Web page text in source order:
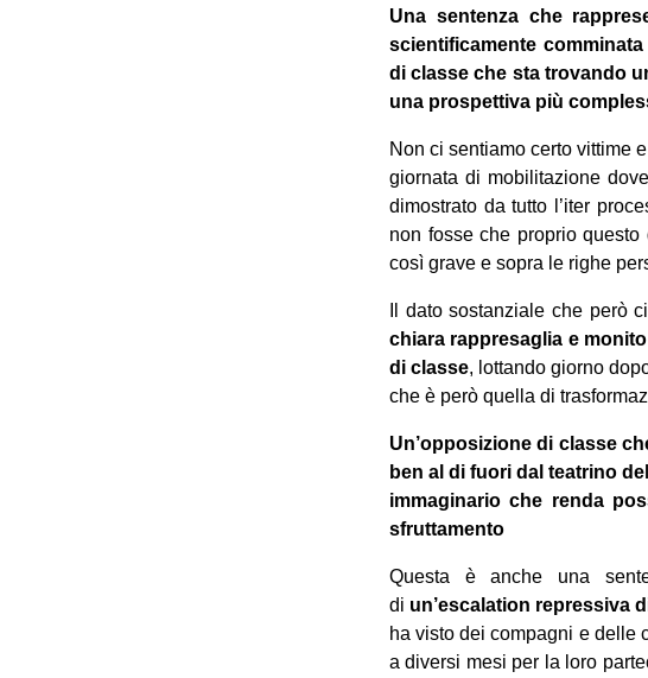
Una sentenza che
scientificamente
di classe che sta trovando
una prospettiva più
Non ci sentiamo certo vittime
giornata di mobilitazione
dimostrato da tutto l’iter
non fosse che proprio
così grave e sopra le righe
Il dato sostanziale che però
chiara rappresaglia e
di classe, lottando giorno
che è però quella di
Un’opposizione di classe
ben al di fuori dal teatrino
immaginario che renda
sfruttamento
Questa è anche una
di un’escalation repressiva
ha visto dei compagni e delle
a diversi mesi per la loro